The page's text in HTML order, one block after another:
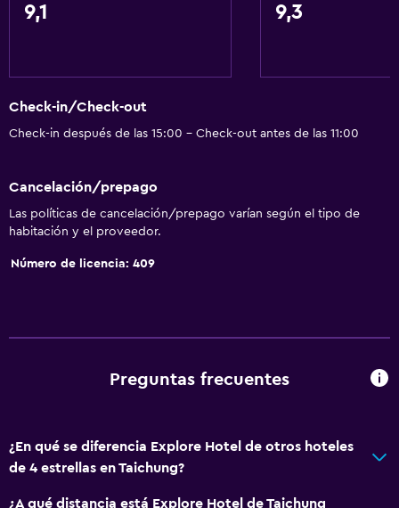
9,1 9,3
Check-in/Check-out
Check-in después de las 15:00 - Check-out antes de las 11:00
Cancelación/prepago
Las políticas de cancelación/prepago varían según el tipo de
habitación y el proveedor.
Número de licencia: 409
Preguntas frecuentes
¿En qué se diferencia Explore Hotel de otros hoteles
de 4 estrellas en Taichung?
¿A qué distancia está Explore Hotel de Taichung